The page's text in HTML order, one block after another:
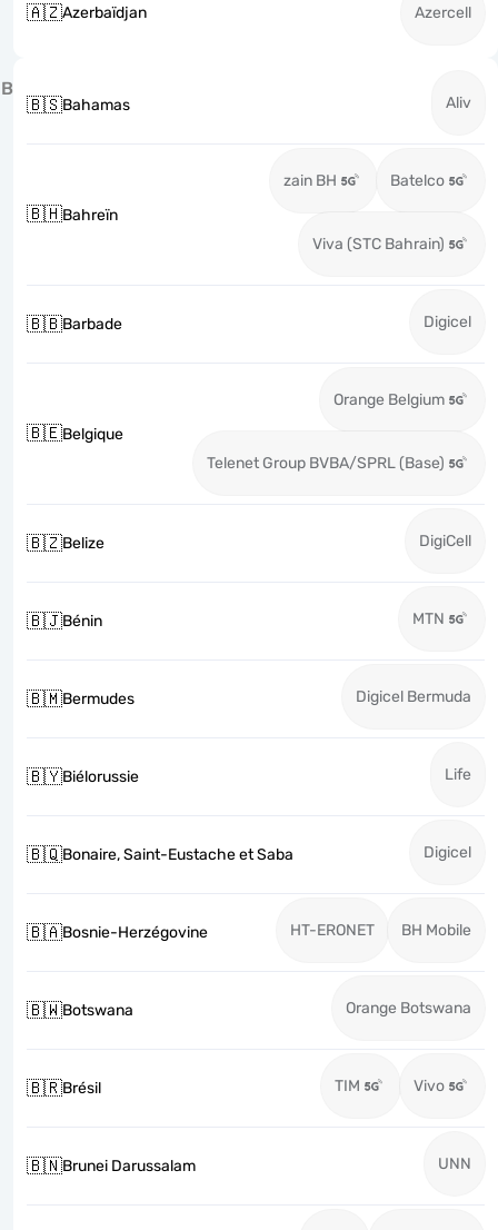
🇦🇿Azerbaïdjan Azercell
B
🇧🇸Bahamas Aliv
🇧🇭Bahreïn
zain BH Batelco
Viva (STC Bahrain)
🇧🇧Barbade Digicel
🇧🇪Belgique
Orange Belgium
Telenet Group BVBA/SPRL (Base)
🇧🇿Belize DigiCell
🇧🇯Bénin MTN
🇧🇲Bermudes Digicel Bermuda
🇧🇾Biélorussie Life
🇧🇶Bonaire, Saint-Eustache et Saba Digicel
🇧🇦Bosnie-Herzégovine HT-ERONET BH Mobile
🇧🇼Botswana Orange Botswana
🇧🇷Brésil TIM Vivo
🇧🇳Brunei Darussalam UNN